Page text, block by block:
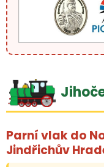
Parní vlak do
Jindřichův